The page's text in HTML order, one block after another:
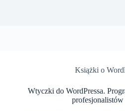
Książki o
Wtyczki do WordPressa.
profesjonalistów